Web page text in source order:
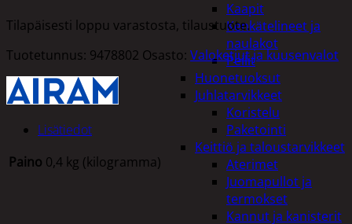
Kaapit
Kenkätelineet ja
naulakot
Peilit
Huonetuoksut
Juhlatarvikkeet
Koristelu
Paketointi
Keittiö ja taloustarvikkeet
Aterimet
Juomapullot ja
termokset
Kannut ja kanisterit
Tilapäisesti loppu varastosta, tilaustuote.
Tuotetunnus: 9478802 Osasto: Valoketjut ja kuusenvalot
Lisätiedot
Paino 0,4 kg (kilogramma)